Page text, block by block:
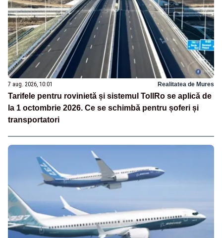
7 aug. 2026, 10:01 Realitatea de Mures
Tarifele pentru rovinietă și sistemul TollRo se aplică de
la 1 octombrie 2026. Ce se schimbă pentru șoferi și
transportatori